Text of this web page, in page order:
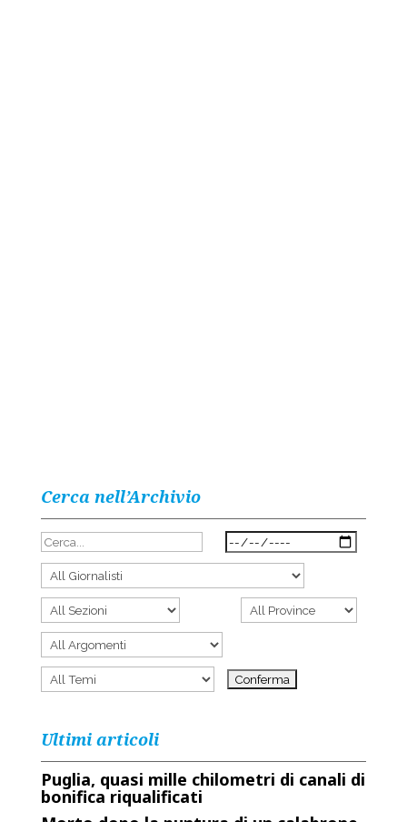
Cerca nell’Archivio
Ultimi articoli
Puglia, quasi mille chilometri di canali di
bonifica riqualificati